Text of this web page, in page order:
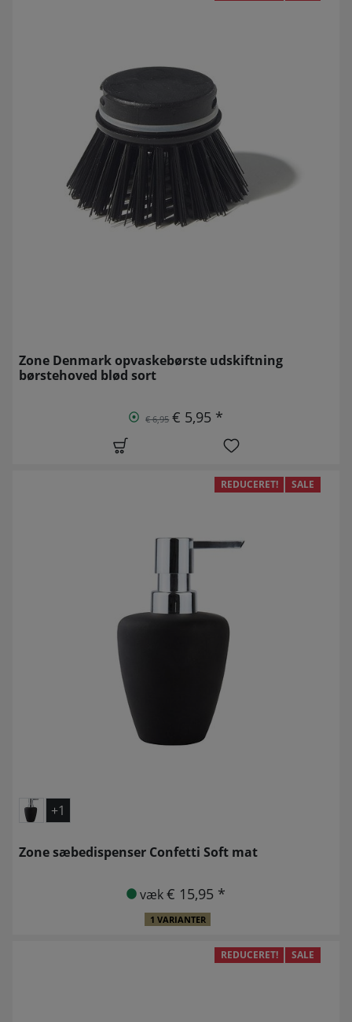
Zone Denmark opvaskebørste udskiftning
børstehoved blød sort
€ 6,95 € 5,95 *
REDUCERET! SALE
+1
Zone sæbedispenser Confetti Soft mat
væk€ 15,95 *
1 VARIANTER
REDUCERET! SALE